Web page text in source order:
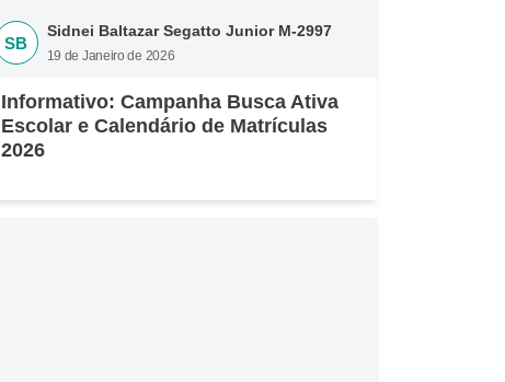
SB
Sidnei Baltazar Segatto Junior M-2997
19 de Janeiro de 2026
Informativo: Campanha Busca Ativa
Escolar e Calendário de Matrículas
2026